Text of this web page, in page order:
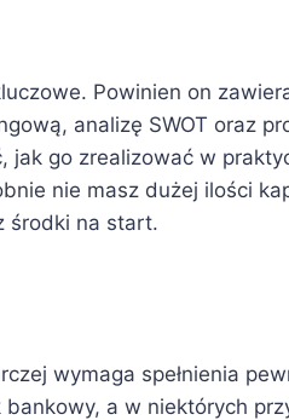
Powinien on
analizę SWOT oraz
jak go zrealizować w
nie masz dużej ilości
środki na start.
wymaga spełnienia
a w niektórych